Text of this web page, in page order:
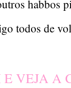
habbos
todos de
VEJA A